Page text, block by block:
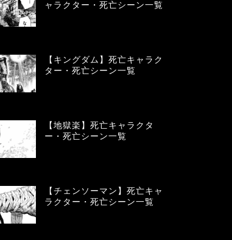
ャラクター・死亡シーン一覧
【キングダム】死亡キャラク
ター・死亡シーン一覧
【地獄楽】死亡キャラクタ
ー・死亡シーン一覧
【チェンソーマン】死亡キャ
ラクター・死亡シーン一覧